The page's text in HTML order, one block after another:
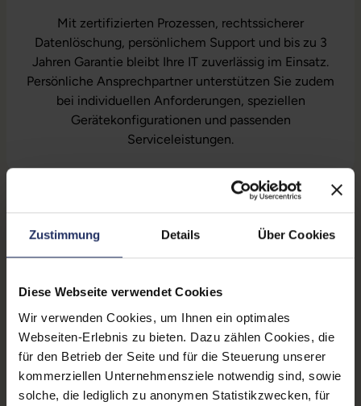
Zustimmung Details Über Cookies
Diese Webseite verwendet Cookies
Wir verwenden Cookies, um Ihnen ein optimales
Webseiten-Erlebnis zu bieten. Dazu zählen Cookies, die
für den Betrieb der Seite und für die Steuerung unserer
kommerziellen Unternehmensziele notwendig sind, sowie
solche, die lediglich zu anonymen Statistikzwecken, für
Mit zertifizierten Prozessen, rechtssicherer
Datenlöschung, persönlichem Support und bis zu 3
Jahren Garantie bleibt Ihre IT zuverlässig im Einsatz.
Persönliche Ansprechpartner unterstützen Sie zudem
bei individuellen Anforderungen, speziellen
Gerätekonfigurationen und passenden
Serviceleistungen.